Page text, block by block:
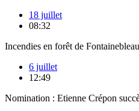
18 juillet
08:32
Incendies en forêt de
6 juillet
12:49
Nomination : Etienne Crépon